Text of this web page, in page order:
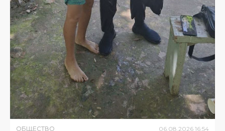
ОБЩЕСТВО 06.08.2026 16:54